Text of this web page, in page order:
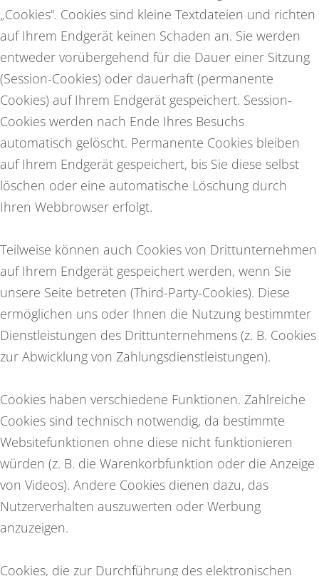
„Cookies“. Cookies sind kleine Textdateien und richten
auf Ihrem Endgerät keinen Schaden an. Sie werden
entweder vorübergehend für die Dauer einer Sitzung
(Session-Cookies) oder dauerhaft (permanente
Cookies) auf Ihrem Endgerät gespeichert. Session-
Cookies werden nach Ende Ihres Besuchs
automatisch gelöscht. Permanente Cookies bleiben
auf Ihrem Endgerät gespeichert, bis Sie diese selbst
löschen oder eine automatische Löschung durch
Ihren Webbrowser erfolgt.
Teilweise können auch Cookies von Drittunternehmen
auf Ihrem Endgerät gespeichert werden, wenn Sie
unsere Seite betreten (Third-Party-Cookies). Diese
ermöglichen uns oder Ihnen die Nutzung bestimmter
Dienstleistungen des Drittunternehmens (z. B. Cookies
zur Abwicklung von Zahlungsdienstleistungen).
Cookies haben verschiedene Funktionen. Zahlreiche
Cookies sind technisch notwendig, da bestimmte
Websitefunktionen ohne diese nicht funktionieren
würden (z. B. die Warenkorbfunktion oder die Anzeige
von Videos). Andere Cookies dienen dazu, das
Nutzerverhalten auszuwerten oder Werbung
anzuzeigen.
Cookies, die zur Durchführung des elektronischen